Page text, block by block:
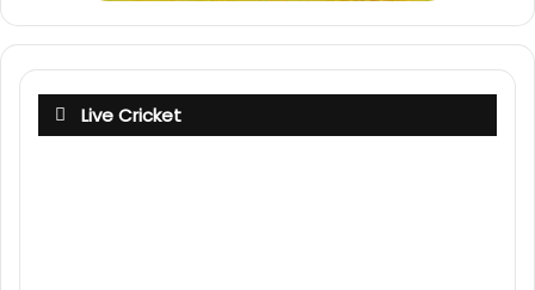
Live Cricket